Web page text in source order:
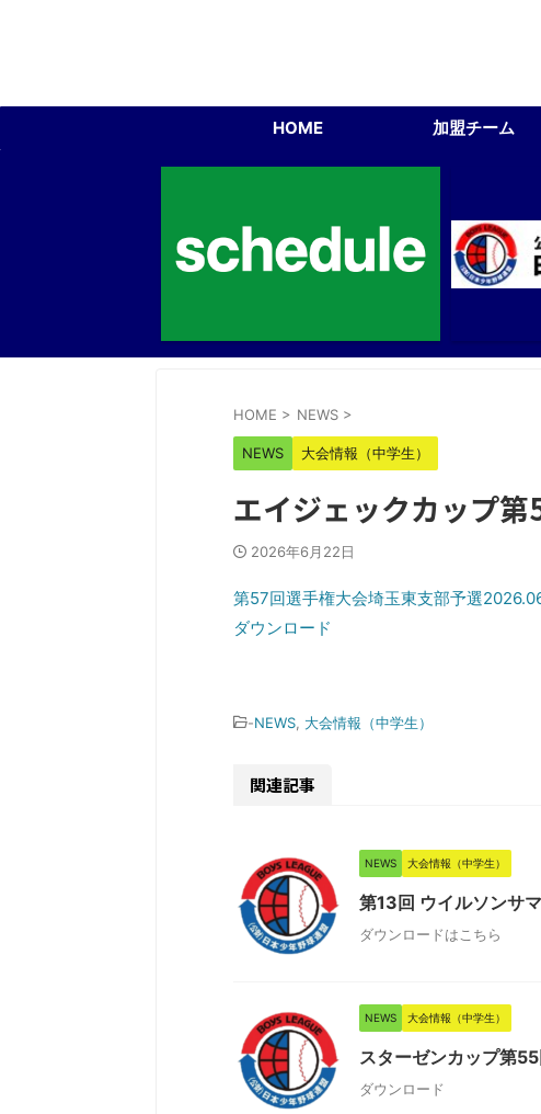
HOME 加盟チーム
HOME > NEWS >
NEWS 大会情報（中学生）
エイジェックカップ第
2026年6月22日
第57回選手権大会埼玉東支部予選
ダウンロード
-NEWS, 大会情報（中学生）
関連記事
NEWS 大会情報（中学生）
第13回 ウイルソンサ
ダウンロードはこちら
NEWS 大会情報（中学生）
スターゼンカップ第
ダウンロード